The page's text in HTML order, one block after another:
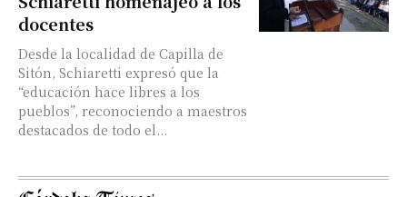
docentes
Desde la localidad de Capilla de
Sitón, Schiaretti expresó que la
“educación hace libres a los
pueblos”, reconociendo a maestros
destacados de todo el...